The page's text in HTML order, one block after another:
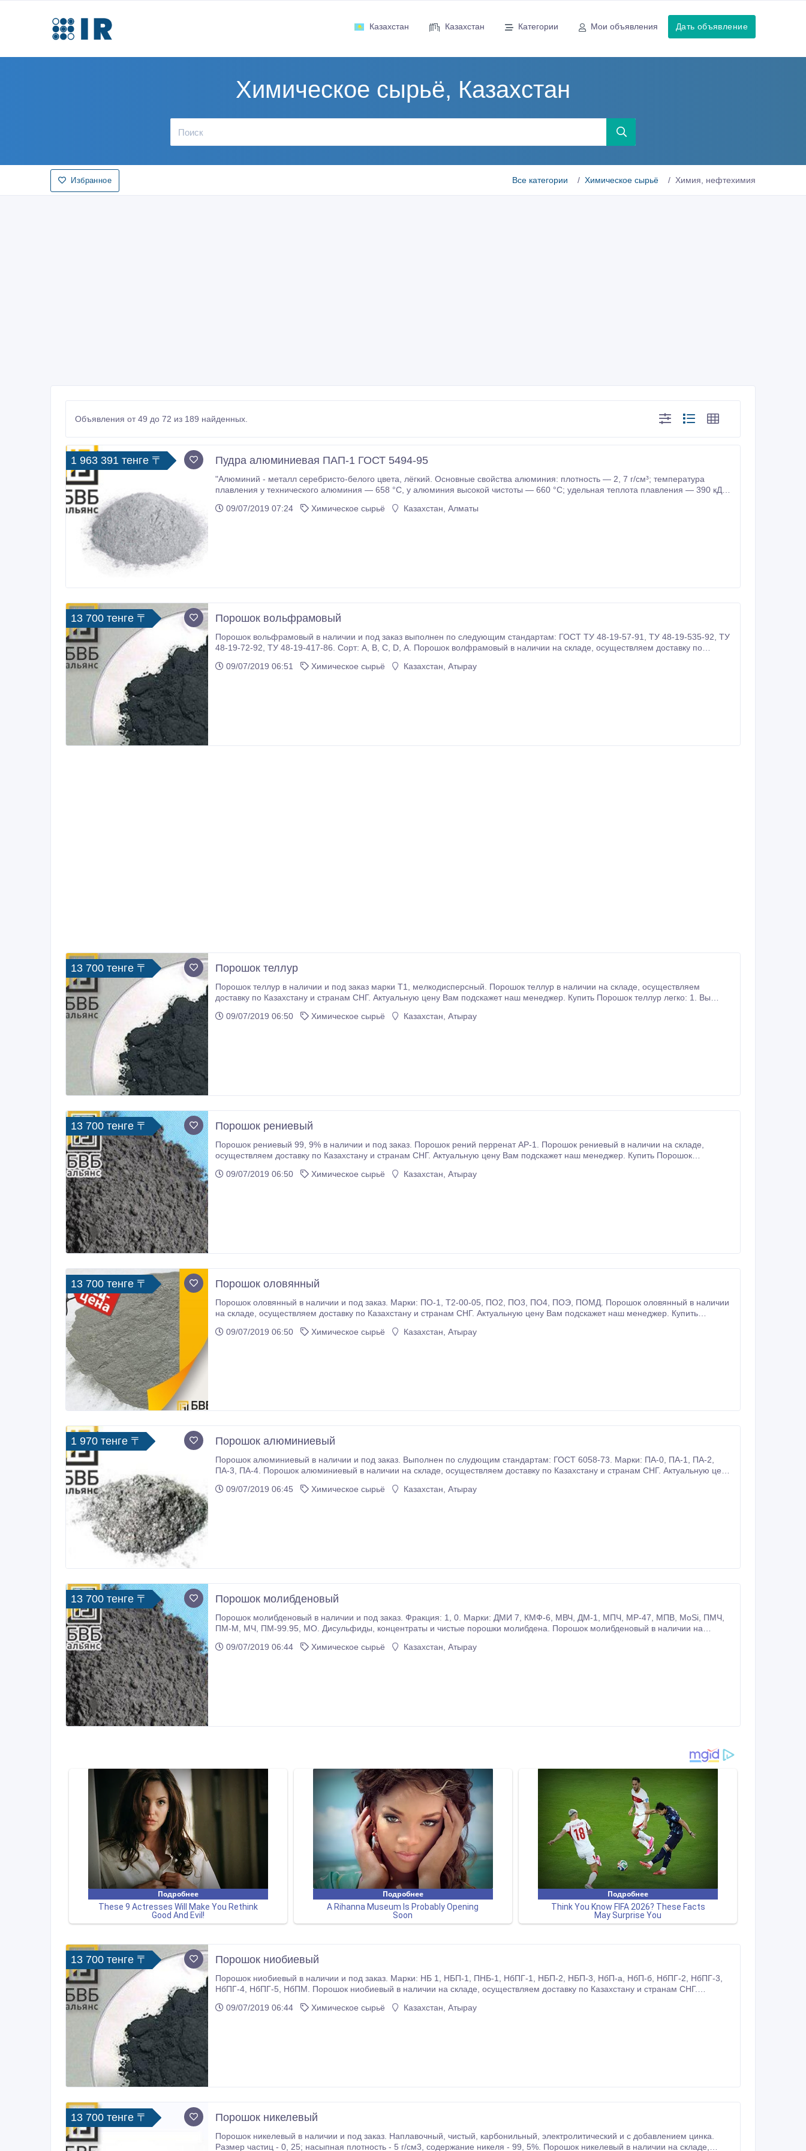
Казахстан Казахстан Категории Мои объявления Дать объявление
Химическое сырьё, Казахстан
Избранное Все категории Химическое сырьё Химия, нефтехимия
Объявления от 49 до 72 из 189 найденных.
1 963 391 тенге 〒 Пудра алюминиевая ПАП-1 ГОСТ 5494-95
"Алюминий - металл серебристо-белого цвета, лёгкий. Основные свойства алюминия: плотность — 2, 7 г/см³; температура
плавления у технического алюминия — 658 °C, у алюминия высокой чистоты — 660 °C; удельная теплота плавления — 390 кДж/
временное сопротивление литого алюминия — 10—12 кг/мм², деформируемого — 18—25 кг/мм², сплавов — 38—42 кг/мм²;
09/07/2019 07:24 Химическое сырьё Казахстан, Алматы
13 700 тенге 〒 Порошок вольфрамовый
Порошок вольфрамовый в наличии и под заказ выполнен по следующим стандартам: ГОСТ ТУ 48-19-57-91, ТУ 48-19-535-92, ТУ
48-19-72-92, ТУ 48-19-417-86. Сорт: A, B, C, D, A. Порошок волфрамовый в наличии на складе, осуществляем доставку по
09/07/2019 06:51
Химическое сырьё Казахстан, Атырау
13 700 тенге 〒 Порошок теллур
Порошок теллур в наличии и под заказ марки Т1, мелкодисперсный. Порошок теллур в наличии на складе, осуществляем
доставку по Казахстану и странам СНГ. Актуальную цену Вам подскажет наш менеджер. Купить Порошок теллур легко: 1. Вы
09/07/2019 06:50
Химическое сырьё Казахстан, Атырау
13 700 тенге 〒 Порошок рениевый
Порошок рениевый 99, 9% в наличии и под заказ. Порошок рений перренат АР-1. Порошок рениевый в наличии на складе,
осуществляем доставку по Казахстану и странам СНГ. Актуальную цену Вам подскажет наш менеджер. Купить Порошок
09/07/2019 06:50
Химическое сырьё Казахстан, Атырау
13 700 тенге 〒 Порошок оловянный
Порошок оловянный в наличии и под заказ. Марки: ПО-1, Т2-00-05, ПО2, ПО3, ПО4, ПОЭ, ПОМД. Порошок оловянный в наличии
на складе, осуществляем доставку по Казахстану и странам СНГ. Актуальную цену Вам подскажет наш менеджер. Купить
09/07/2019 06:50
Химическое сырьё Казахстан, Атырау
1 970 тенге 〒 Порошок алюминиевый
Порошок алюминиевый в наличии и под заказ. Выполнен по слудющим стандартам: ГОСТ 6058-73. Марки: ПА-0, ПА-1, ПА-2,
ПА-3, ПА-4. Порошок алюминиевый в наличии на складе, осуществляем доставку по Казахстану и странам СНГ. Актуальную цену
09/07/2019 06:45
Химическое сырьё Казахстан, Атырау
13 700 тенге 〒 Порошок молибденовый
Порошок молибденовый в наличии и под заказ. Фракция: 1, 0. Марки: ДМИ 7, КМФ-6, МВЧ, ДМ-1, МПЧ, МР-47, МПВ, МоSi, ПМЧ,
ПМ-М, МЧ, ПМ-99.95, МО. Дисульфиды, концентраты и чистые порошки молибдена. Порошок молибденовый в наличии на
09/07/2019 06:44
Химическое сырьё Казахстан, Атырау
13 700 тенге 〒 Порошок ниобиевый
Порошок ниобиевый в наличии и под заказ. Марки: НБ 1, НБП-1, ПНБ-1, НбПГ-1, НБП-2, НБП-3, НбП-а, НбП-б, НбПГ-2, НбПГ-3,
НбПГ-4, НбПГ-5, НбПМ. Порошок ниобиевый в наличии на складе, осуществляем доставку по Казахстану и странам СНГ.
09/07/2019 06:44
Химическое сырьё Казахстан, Атырау
13 700 тенге 〒 Порошок никелевый
Порошок никелевый в наличии и под заказ. Наплавочный, чистый, карбонильный, электролитический и с добавлением цинка.
Размер частиц - 0, 25; насыпная плотность - 5 г/см3, содержание никеля - 99, 5%. Порошок никелевый в наличии на складе,